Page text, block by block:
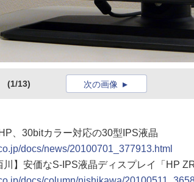
(1/13) 次の画像
、30bitカラー対応の30型IPS液晶
docs/news/20100701_377913.html
川】安価なS-IPS液晶ディスプレイ「HP